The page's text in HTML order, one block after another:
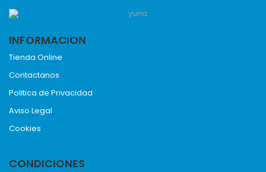
INFORMACION
Tienda Online
Contactanos
Politica de Privacidad
Aviso Legal
Cookies
CONDICIONES